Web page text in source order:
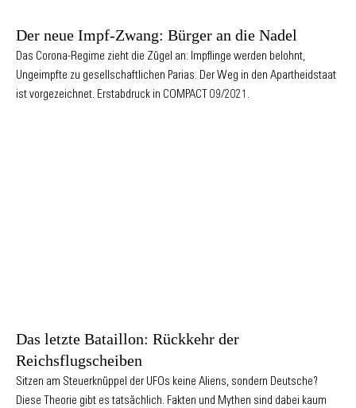
Der neue Impf-Zwang: Bürger an die Nadel
Das Corona-Regime zieht die Zügel an: Impflinge werden belohnt,
Ungeimpfte zu gesellschaftlichen Parias. Der Weg in den Apartheidstaat
ist vorgezeichnet. Erstabdruck in COMPACT 09/2021.
Das letzte Bataillon: Rückkehr der
Reichsflugscheiben
Sitzen am Steuerknüppel der UFOs keine Aliens, sondern Deutsche?
Diese Theorie gibt es tatsächlich. Fakten und Mythen sind dabei kaum